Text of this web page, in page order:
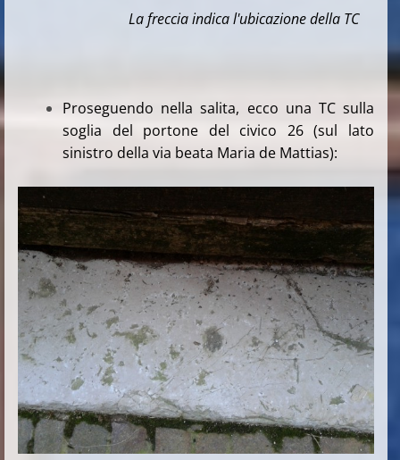
La freccia indica l'ubicazione della TC
Proseguendo nella salita, ecco una TC sulla
soglia del portone del civico 26 (sul lato
sinistro della via beata Maria de Mattias):